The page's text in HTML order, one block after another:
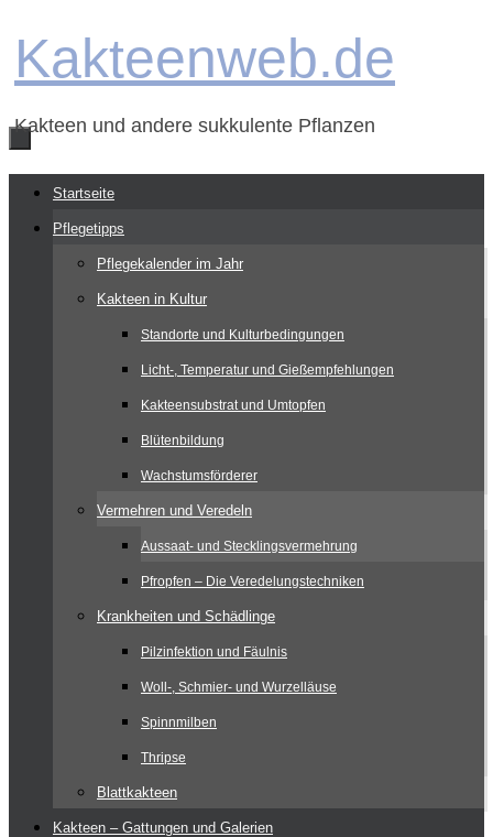
Inhalt
Kakteenweb.de
Kakteen und andere sukkulente Pflanzen
Zum
Inhalt
springen
Startseite
Pflegetipps
Pflegekalender im Jahr
Kakteen in Kultur
Standorte und Kulturbedingungen
Licht-, Temperatur und Gießempfehlungen
Kakteensubstrat und Umtopfen
Blütenbildung
Wachstumsförderer
Vermehren und Veredeln
Aussaat- und Stecklingsvermehrung
Pfropfen – Die Veredelungstechniken
Krankheiten und Schädlinge
Pilzinfektion und Fäulnis
Woll-, Schmier- und Wurzelläuse
Spinnmilben
Thripse
Blattkakteen
Kakteen – Gattungen und Galerien